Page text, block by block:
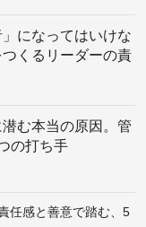
になってはいけな
くるリーダーの責
む本当の原因。管
の打ち手
任感と善意で踏む、5